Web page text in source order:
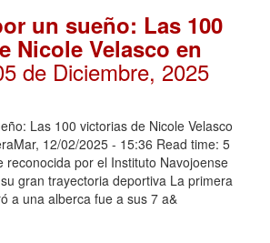
un sueño: Las 100
Nicole Velasco en
de Diciembre, 2025
Las 100 victorias de Nicole Velasco
12/02/2025 - 15:36 Read time: 5
reconocida por el Instituto Navojoense
gran trayectoria deportiva La primera
a una alberca fue a sus 7 a&